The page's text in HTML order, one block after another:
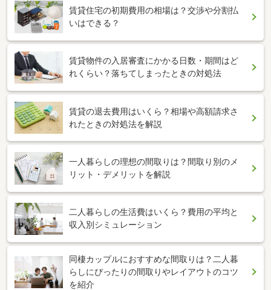
賃貸住宅の初期費用の相場は？交渉や分割払
いはできる？
賃貸物件の入居審査にかかる日数・期間はど
れくらい？落ちてしまったときの対処法
賃貸の退去費用はいくら？相場や高額請求さ
れたときの対処法を解説
一人暮らしの理想の間取りは？間取り別のメ
リット・デメリットを解説
二人暮らしの生活費はいくら？費用の平均と
収入別シミュレーション
同棲カップルにおすすめな間取りは？二人暮
らしにぴったりの間取りやレイアウトのコツ
を紹介